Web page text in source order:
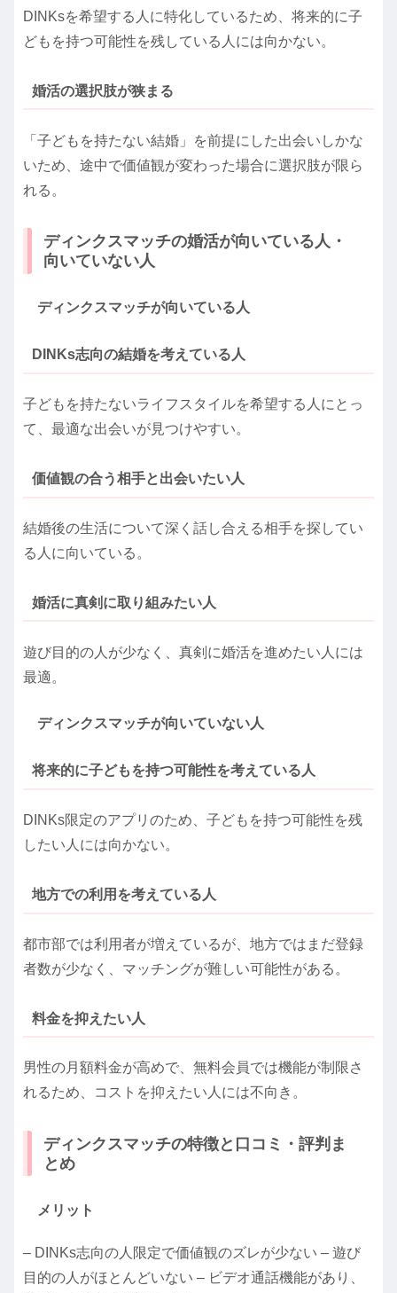
DINKsを希望する人に特化しているため、将来的に子
どもを持つ可能性を残している人には向かない。
婚活の選択肢が狭まる
「子どもを持たない結婚」を前提にした出会いしかな
いため、途中で価値観が変わった場合に選択肢が限ら
れる。
ディンクスマッチの婚活が向いている人・
向いていない人
ディンクスマッチが向いている人
DINKs志向の結婚を考えている人
子どもを持たないライフスタイルを希望する人にとっ
て、最適な出会いが見つけやすい。
価値観の合う相手と出会いたい人
結婚後の生活について深く話し合える相手を探してい
る人に向いている。
婚活に真剣に取り組みたい人
遊び目的の人が少なく、真剣に婚活を進めたい人には
最適。
ディンクスマッチが向いていない人
将来的に子どもを持つ可能性を考えている人
DINKs限定のアプリのため、子どもを持つ可能性を残
したい人には向かない。
地方での利用を考えている人
都市部では利用者が増えているが、地方ではまだ登録
者数が少なく、マッチングが難しい可能性がある。
料金を抑えたい人
男性の月額料金が高めで、無料会員では機能が制限さ
れるため、コストを抑えたい人には不向き。
ディンクスマッチの特徴と口コミ・評判ま
とめ
メリット
– DINKs志向の人限定で価値観のズレが少ない – 遊び
目的の人がほとんどいない – ビデオ通話機能があり、